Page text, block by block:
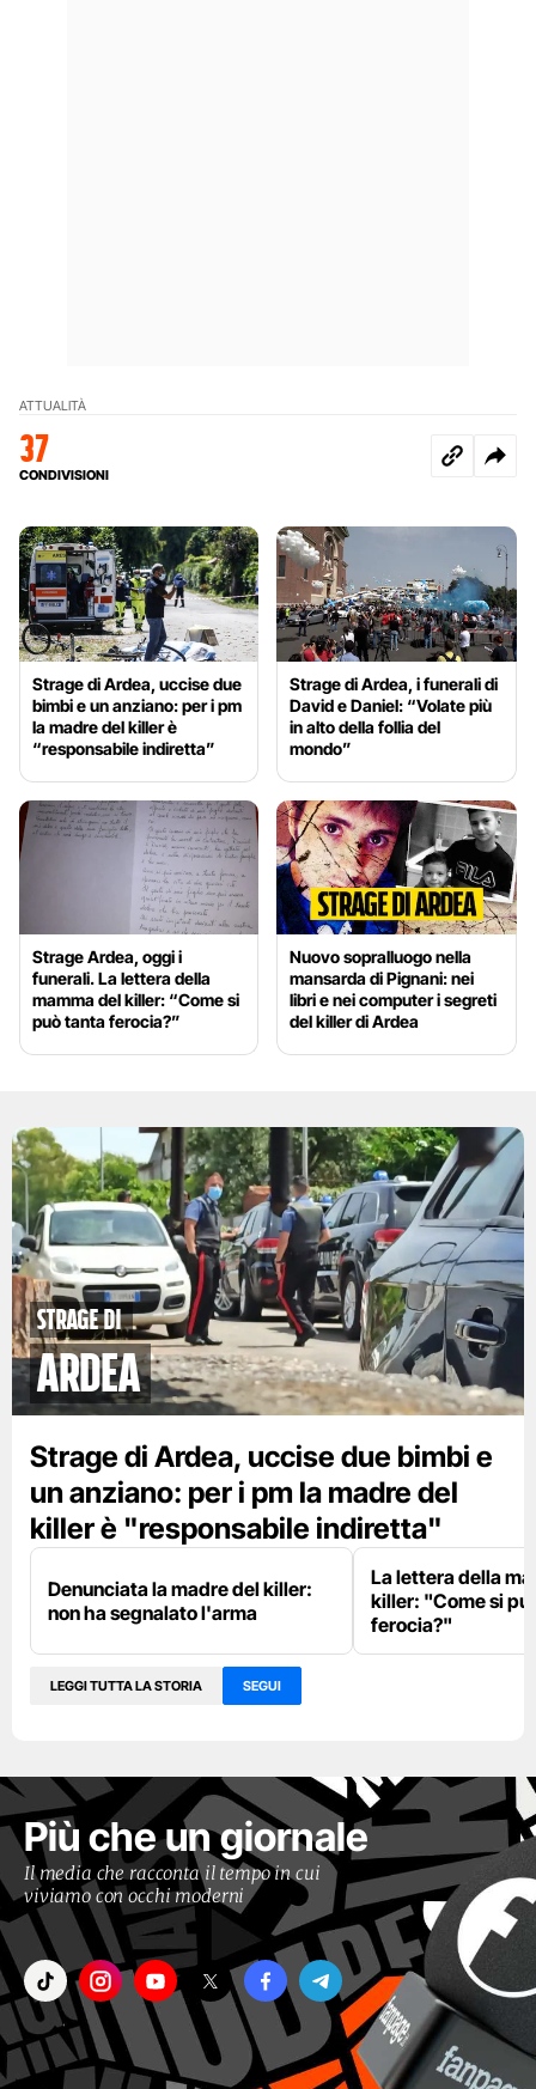
ATTUALITÀ
37
CONDIVISIONI
Strage di Ardea, uccise due
bimbi e un anziano: per i pm
la madre del killer è
“responsabile indiretta”
Strage di Ardea, i funerali di
David e Daniel: “Volate più
in alto della follia del
mondo”
Strage Ardea, oggi i
funerali. La lettera della
mamma del killer: “Come si
può tanta ferocia?”
Nuovo sopralluogo nella
mansarda di Pignani: nei
libri e nei computer i segreti
del killer di Ardea
strage di
ardea
Strage di Ardea, uccise due bimbi e
un anziano: per i pm la madre del
killer è "responsabile indiretta"
Denunciata la madre del killer:
non ha segnalato l'arma
La lettera della
killer: "Come si
ferocia?"
LEGGI TUTTA LA STORIA SEGUI
Più che un giornale
Il media che racconta il tempo in cui
viviamo con occhi moderni